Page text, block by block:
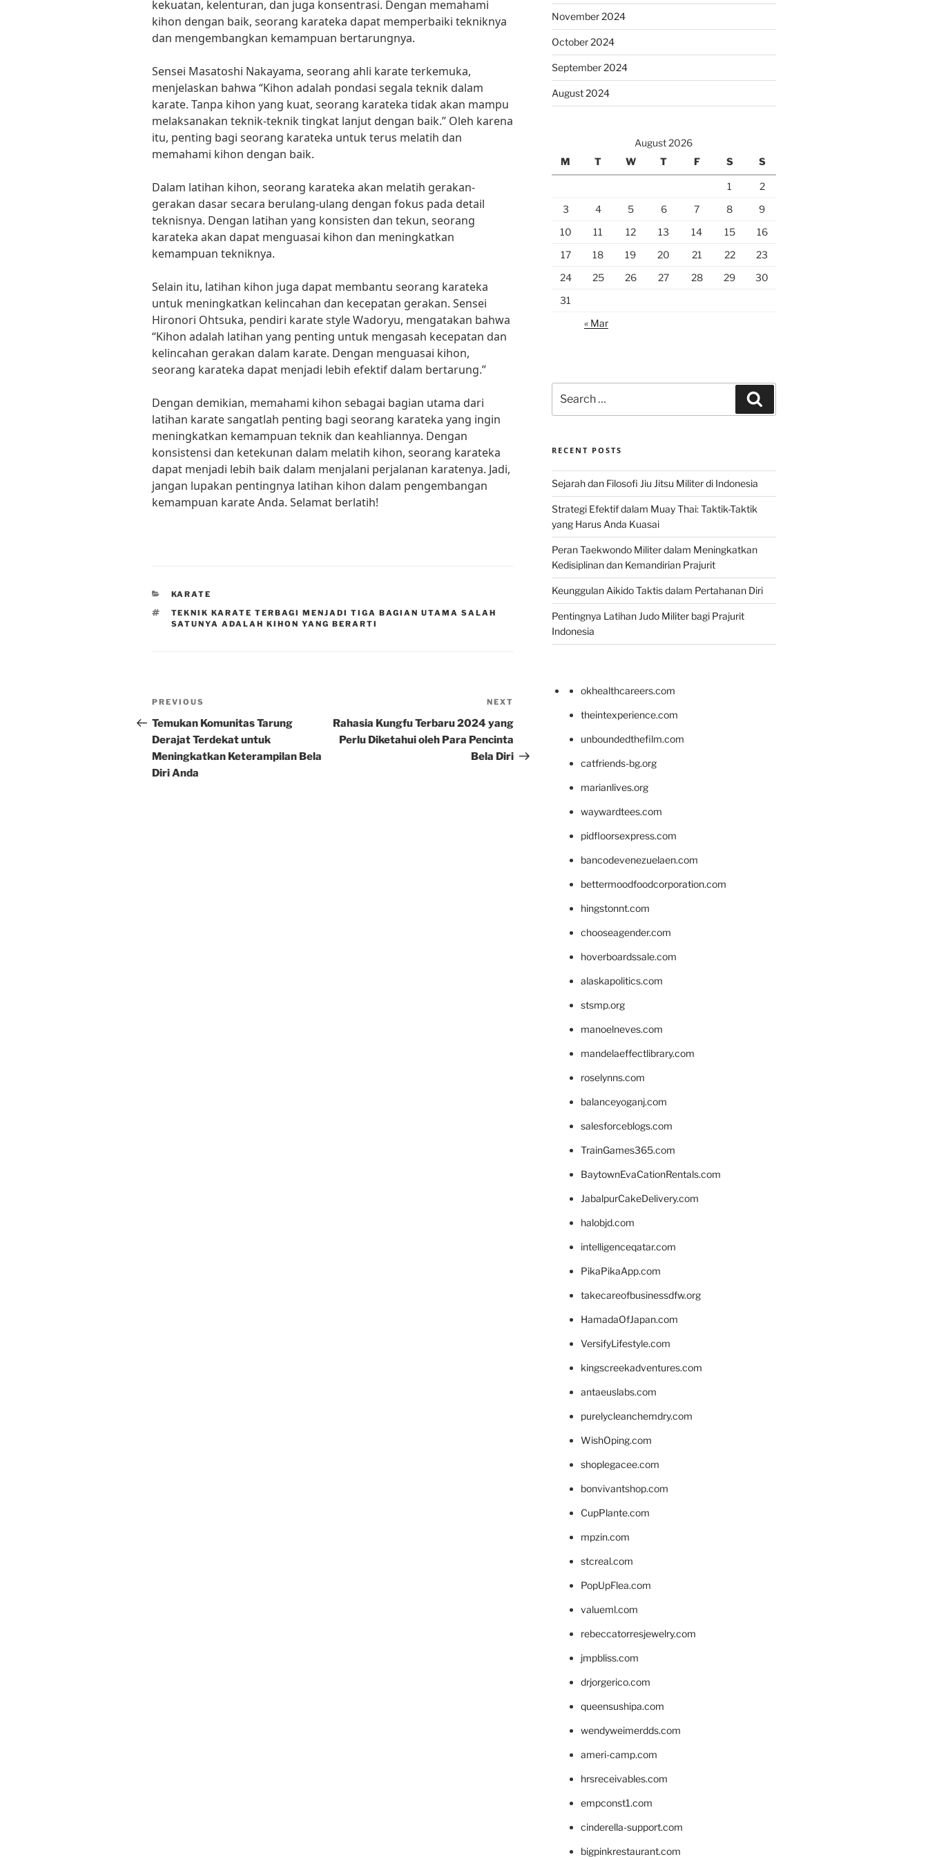
kekuatan, kelenturan, dan juga konsentrasi. Dengan memahami
kihon dengan baik, seorang karateka dapat memperbaiki tekniknya
dan mengembangkan kemampuan bertarungnya.
Sensei Masatoshi Nakayama, seorang ahli karate terkemuka,
menjelaskan bahwa “Kihon adalah pondasi segala teknik dalam
karate. Tanpa kihon yang kuat, seorang karateka tidak akan mampu
melaksanakan teknik-teknik tingkat lanjut dengan baik.” Oleh karena
itu, penting bagi seorang karateka untuk terus melatih dan
memahami kihon dengan baik.
Dalam latihan kihon, seorang karateka akan melatih gerakan-
gerakan dasar secara berulang-ulang dengan fokus pada detail
teknisnya. Dengan latihan yang konsisten dan tekun, seorang
karateka akan dapat menguasai kihon dan meningkatkan
kemampuan tekniknya.
Selain itu, latihan kihon juga dapat membantu seorang karateka
untuk meningkatkan kelincahan dan kecepatan gerakan. Sensei
Hironori Ohtsuka, pendiri karate style Wadoryu, mengatakan bahwa
“Kihon adalah latihan yang penting untuk mengasah kecepatan dan
kelincahan gerakan dalam karate. Dengan menguasai kihon,
seorang karateka dapat menjadi lebih efektif dalam bertarung.”
Dengan demikian, memahami kihon sebagai bagian utama dari
latihan karate sangatlah penting bagi seorang karateka yang ingin
meningkatkan kemampuan teknik dan keahliannya. Dengan
konsistensi dan ketekunan dalam melatih kihon, seorang karateka
dapat menjadi lebih baik dalam menjalani perjalanan karatenya. Jadi,
jangan lupakan pentingnya latihan kihon dalam pengembangan
kemampuan karate Anda. Selamat berlatih!
CATEGORIES
KARATE
TAGS
TEKNIK KARATE TERBAGI MENJADI TIGA BAGIAN UTAMA SALAH
SATUNYA ADALAH KIHON YANG BERARTI
Post
navigation
Previous
Post
PREVIOUS
Temukan Komunitas Tarung
Derajat Terdekat untuk
Meningkatkan Keterampilan Bela
Diri Anda
Post
NEXT
Rahasia Kungfu Terbaru 2024 yang
Perlu Diketahui oleh Para Pencinta
Bela Diri
November 2024
October 2024
September 2024
August 2024
August 2026
M
T W T F S S
1
2
3
4 5 6 7 8
9
10
11 12 13 14 15
16
17
18 19 20 21 22
23
24
25 26 27 28 29
30
31
« Mar
for:
RECENT POSTS
Sejarah dan Filosofi Jiu Jitsu Militer di Indonesia
Strategi Efektif dalam Muay Thai: Taktik-Taktik
yang Harus Anda Kuasai
Peran Taekwondo Militer dalam Meningkatkan
Kedisiplinan dan Kemandirian Prajurit
Keunggulan Aikido Taktis dalam Pertahanan Diri
Pentingnya Latihan Judo Militer bagi Prajurit
Indonesia
okhealthcareers.com
theintexperience.com
unboundedthefilm.com
catfriends-bg.org
marianlives.org
waywardtees.com
pidfloorsexpress.com
bancodevenezuelaen.com
bettermoodfoodcorporation.com
hingstonnt.com
chooseagender.com
hoverboardssale.com
alaskapolitics.com
stsmp.org
manoelneves.com
mandelaeffectlibrary.com
roselynns.com
balanceyoganj.com
salesforceblogs.com
TrainGames365.com
BaytownEvaCationRentals.com
JabalpurCakeDelivery.com
halobjd.com
intelligenceqatar.com
PikaPikaApp.com
takecareofbusinessdfw.org
HamadaOfJapan.com
VersifyLifestyle.com
kingscreekadventures.com
antaeuslabs.com
purelycleanchemdry.com
WishOping.com
shoplegacee.com
bonvivantshop.com
CupPlante.com
mpzin.com
stcreal.com
PopUpFlea.com
valueml.com
rebeccatorresjewelry.com
jmpbliss.com
drjorgerico.com
queensushipa.com
wendyweimerdds.com
ameri-camp.com
hrsreceivables.com
empconst1.com
cinderella-support.com
bigpinkrestaurant.com